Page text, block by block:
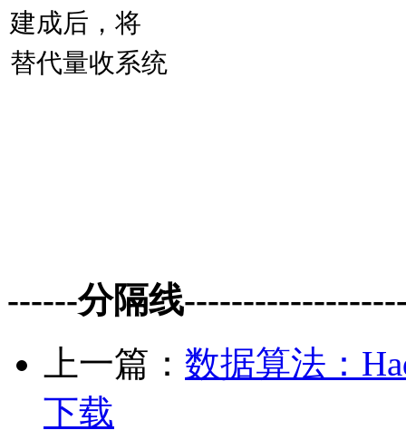
建成后，将
替代量收系统
------分隔线
上一篇： 数据算法：
下载